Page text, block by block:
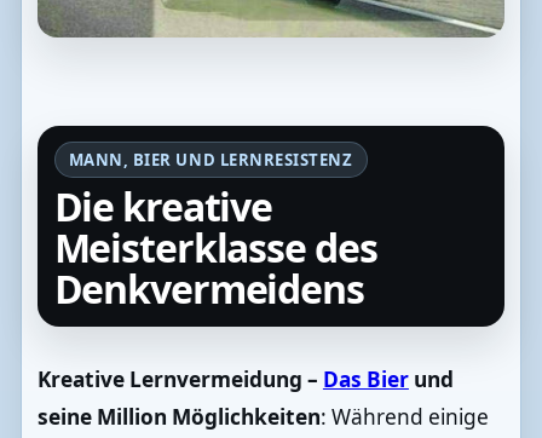
MANN, BIER UND LERNRESISTENZ
Die kreative
Meisterklasse des
Denkvermeidens
Kreative Lernvermeidung – Das Bierund
seine Million Möglichkeiten: Während einige